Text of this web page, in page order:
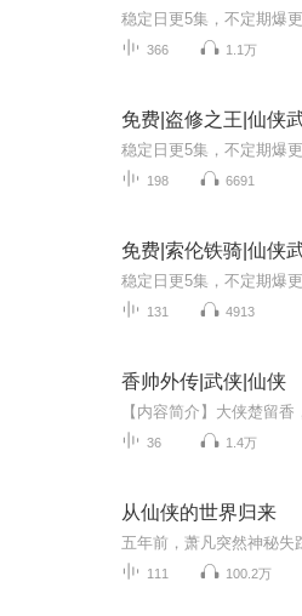
366 1.1万
免费|盗修之王|仙侠
198 6691
免费|索伦铁骑|仙侠
131 4913
香帅外传|武侠|仙侠
36 1.4万
从仙侠的世界归来
111 100.2万